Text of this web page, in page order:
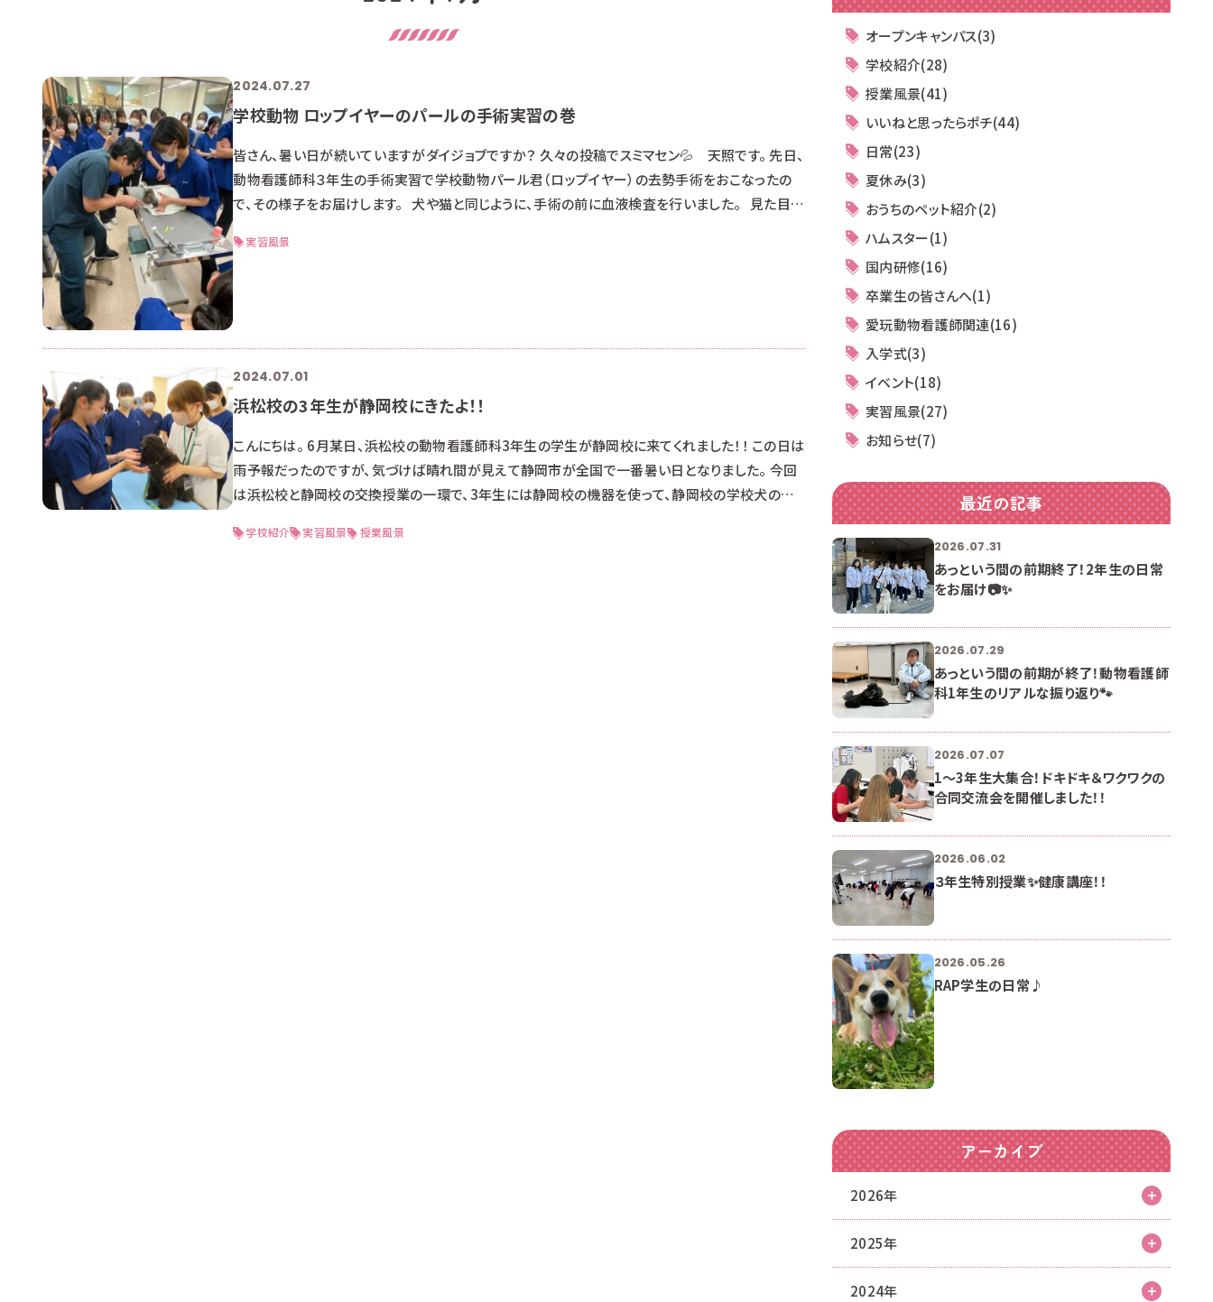
2024.07.27
学校動物 ロップイヤーのパールの手術実習の巻
皆さん、暑い日が続いていますがダイジョブですか？ 久々の投稿でスミマセン💦 天照です。 先日、
動物看護師科３年生の手術実習で学校動物パール君（ロップイヤー）の去勢手術をおこなったの
で、その様子をお届けします。 犬や猫と同じように、手術の前に血液検査を行いました。 見た目、
着きますよ。 タオルなどでお顔を包んでみて下さい。 以下、ややグロいかもです。
実習風景
2024.07.01
浜松校の3年生が静岡校にきたよ！！
こんにちは。 6月某日、浜松校の動物看護師科3年生の学生が静岡校に来てくれました！！ この日は
雨予報だったのですが、気づけば晴れ間が見えて静岡市が全国で一番暑い日となりました。 今回
は浜松校と静岡校の交換授業の一環で、3年生には静岡校の機器を使って、静岡校の学校犬の健
の再会… この後、猫舎がギュウギュウになるほどかわるがわる抱っこしていました。 動物がいると
学校紹介 実習風景 授業風景
オープンキャンパス(3)
学校紹介(28)
授業風景(41)
いいねと思ったらポチ(44)
日常(23)
夏休み(3)
おうちのペット紹介(2)
ハムスター(1)
国内研修(16)
卒業生の皆さんへ(1)
愛玩動物看護師関連(16)
入学式(3)
イベント(18)
実習風景(27)
お知らせ(7)
最近の記事
2026.07.31
あっという間の前期終了！2年生の日常
をお届け📷✨
2026.07.29
あっという間の前期が終了！動物看護師
科1年生のリアルな振り返り🐾
2026.07.07
1〜3年生大集合！ドキドキ＆ワクワクの
合同交流会を開催しました！！
2026.06.02
３年生特別授業✨健康講座！！
2026.05.26
RAP学生の日常♪
アーカイブ
2026年
2025年
2024年